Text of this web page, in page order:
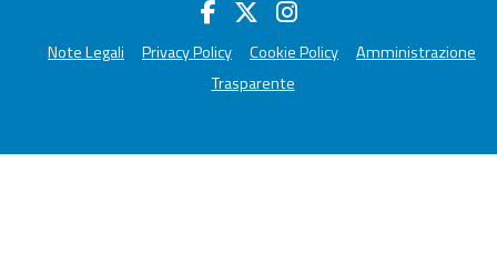
Note Legali Privacy Policy Cookie Policy
Amministrazione
Trasparente